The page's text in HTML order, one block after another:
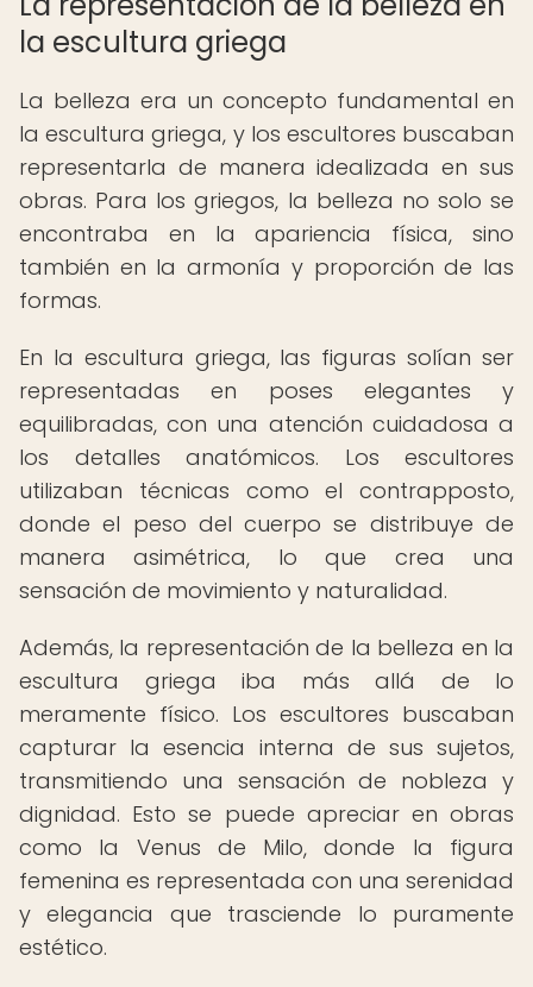
la escultura griega
La belleza era un concepto fundamental en
la escultura griega, y los escultores buscaban
representarla de manera idealizada en sus
obras. Para los griegos, la belleza no solo se
encontraba en la apariencia física, sino
también en la armonía y proporción de las
formas.
En la escultura griega, las figuras solían ser
representadas en poses elegantes y
equilibradas, con una atención cuidadosa a
los detalles anatómicos. Los escultores
utilizaban técnicas como el contrapposto,
donde el peso del cuerpo se distribuye de
manera asimétrica, lo que crea una
sensación de movimiento y naturalidad.
Además, la representación de la belleza en la
escultura griega iba más allá de lo
meramente físico. Los escultores buscaban
capturar la esencia interna de sus sujetos,
transmitiendo una sensación de nobleza y
dignidad. Esto se puede apreciar en obras
como la Venus de Milo, donde la figura
femenina es representada con una serenidad
y elegancia que trasciende lo puramente
estético.